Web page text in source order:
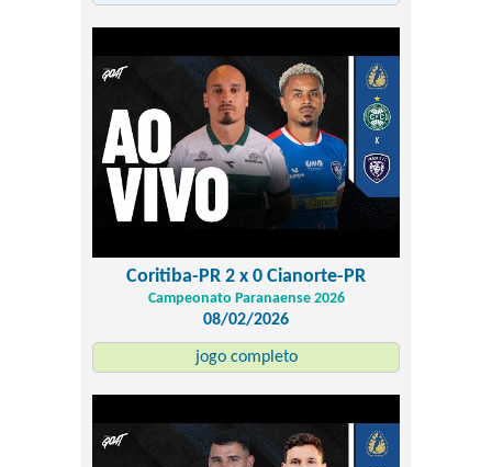
Coritiba-PR 2 x 0 Cianorte-PR
Campeonato Paranaense 2026
08/02/2026
jogo completo